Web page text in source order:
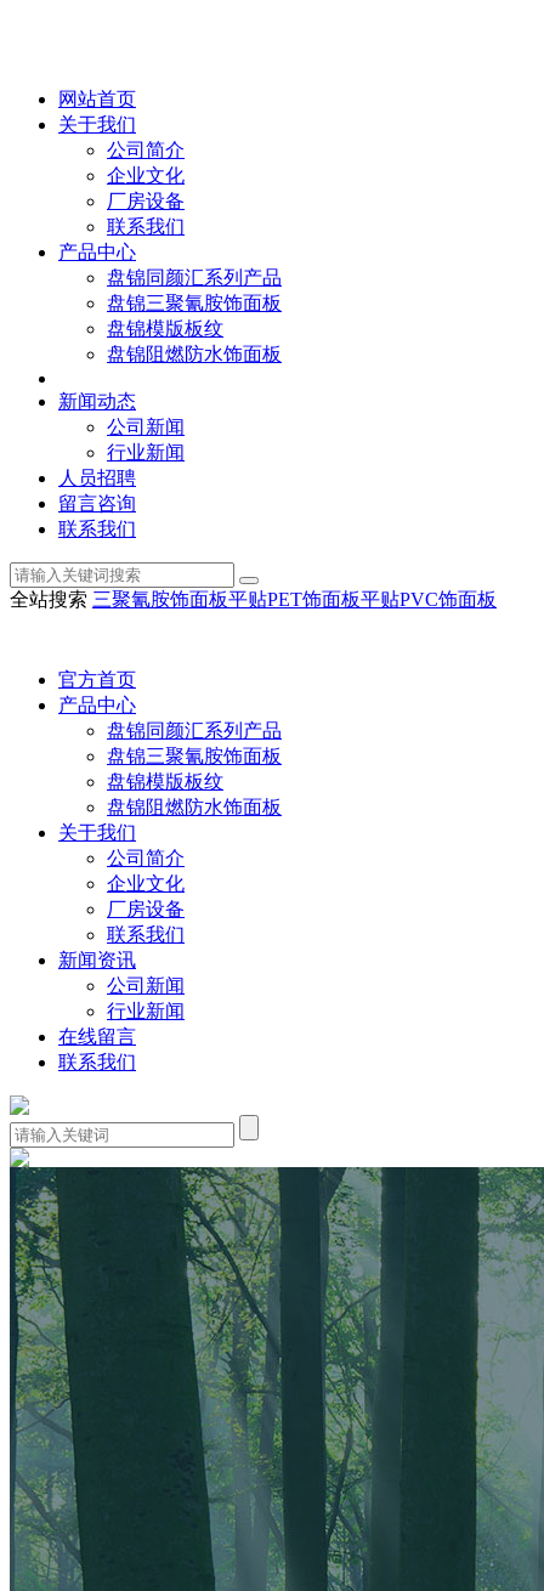
网站首页
关于我们
公司简介
企业文化
厂房设备
联系我们
产品中心
盘锦同颜汇系列产品
盘锦三聚氰胺饰面板
盘锦模版板纹
盘锦阻燃防水饰面板
新闻动态
公司新闻
行业新闻
人员招聘
留言咨询
联系我们
全站搜索 三聚氰胺饰面板平贴PET饰面板平贴PVC饰面板
官方首页
产品中心
盘锦同颜汇系列产品
盘锦三聚氰胺饰面板
盘锦模版板纹
盘锦阻燃防水饰面板
关于我们
公司简介
企业文化
厂房设备
联系我们
新闻资讯
公司新闻
行业新闻
在线留言
联系我们